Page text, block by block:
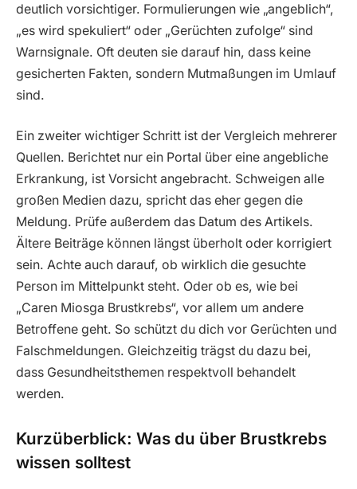
deutlich vorsichtiger. Formulierungen wie „angeblich“,
„es wird spekuliert“ oder „Gerüchten zufolge“ sind
Warnsignale. Oft deuten sie darauf hin, dass keine
gesicherten Fakten, sondern Mutmaßungen im Umlauf
sind.
Ein zweiter wichtiger Schritt ist der Vergleich mehrerer
Quellen. Berichtet nur ein Portal über eine angebliche
Erkrankung, ist Vorsicht angebracht. Schweigen alle
großen Medien dazu, spricht das eher gegen die
Meldung. Prüfe außerdem das Datum des Artikels.
Ältere Beiträge können längst überholt oder korrigiert
sein. Achte auch darauf, ob wirklich die gesuchte
Person im Mittelpunkt steht. Oder ob es, wie bei
„Caren Miosga Brustkrebs“, vor allem um andere
Betroffene geht. So schützt du dich vor Gerüchten und
Falschmeldungen. Gleichzeitig trägst du dazu bei,
dass Gesundheitsthemen respektvoll behandelt
werden.
Kurzüberblick: Was du über Brustkrebs
wissen solltest